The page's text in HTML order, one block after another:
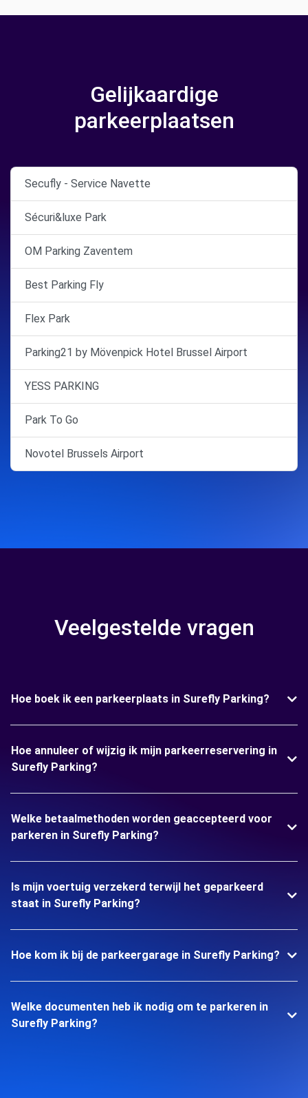
Gelijkaardige
parkeerplaatsen
Secufly - Service Navette
Sécuri&luxe Park
OM Parking Zaventem
Best Parking Fly
Flex Park
Parking21 by Mövenpick Hotel Brussel Airport
YESS PARKING
Park To Go
Novotel Brussels Airport
Veelgestelde vragen
Hoe boek ik een parkeerplaats in Surefly Parking?
Hoe annuleer of wijzig ik mijn parkeerreservering in
Surefly Parking?
Welke betaalmethoden worden geaccepteerd voor
parkeren in Surefly Parking?
Is mijn voertuig verzekerd terwijl het geparkeerd
staat in Surefly Parking?
Hoe kom ik bij de parkeergarage in Surefly Parking?
Welke documenten heb ik nodig om te parkeren in
Surefly Parking?